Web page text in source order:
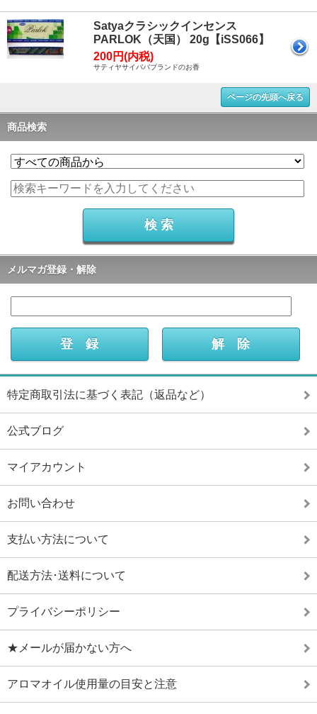
Satyaクラシックインセンス
PARLOK（天国） 20g【iSS066】
200円(内税)
サティヤサイババブランドのお香
ページの先頭へ戻る
商品検索
メルマガ登録・解除
特定商取引法に基づく表記（返品など）
公式ブログ
マイアカウント
お問い合わせ
支払い方法について
配送方法･送料について
プライバシーポリシー
★メールが届かない方へ
アロマオイル使用量の目安と注意